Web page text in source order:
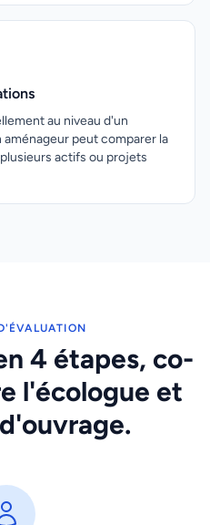
au niveau d'un
peut comparer la
actifs ou projets
4 étapes, co-
l'écologue et